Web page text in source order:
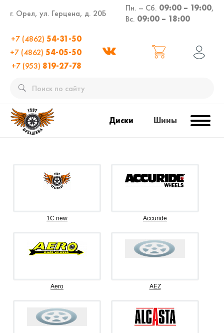
г. Орел, ул. Герцена, д. 20Б
Пн. – Сб. 09:00 – 19:00,
Вс. 09:00 – 18:00
+7 (4862) 54-31-50
+7 (4862) 54-05-50
+7 (953) 819-27-78
Диски Шины
1C new Accuride
Aero AEZ